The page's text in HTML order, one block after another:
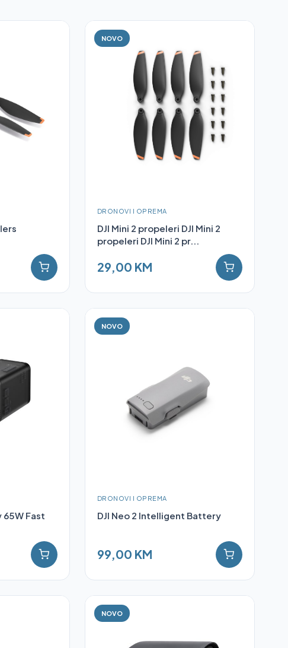
NOVO
DRONOVI I OPREMA
DJI Mini 2 propeleri DJI Mini 2
propeleri DJI Mini 2 pr...
29,00 KM
Fast
NOVO
DRONOVI I OPREMA
DJI Neo 2 Intelligent Battery
99,00 KM
NOVO